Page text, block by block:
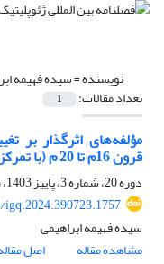
نویسنده =سیده فهیمه
تعداد مقالات: 1
مؤلفه‌های اثرگذار بر
قرون 16م تا 20 م (با تمرکز برنقطة کانونی آن در آسیای مرکزی)
دوره 20، شماره 3، پاییز 1403، صفحه
سیده فهیمه ابراهیمی
مشاهده مقاله
اصل